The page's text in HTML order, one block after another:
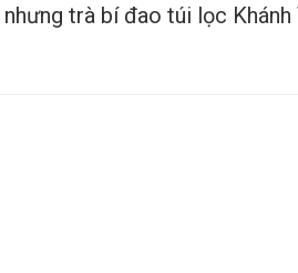
trà bí đao túi lọc Khánh